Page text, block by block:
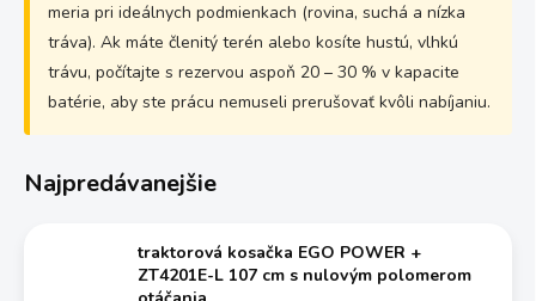
meria pri ideálnych podmienkach (rovina, suchá a nízka
tráva). Ak máte členitý terén alebo kosíte hustú, vlhkú
trávu, počítajte s rezervou aspoň 20 – 30 % v kapacite
batérie, aby ste prácu nemuseli prerušovať kvôli nabíjaniu.
Najpredávanejšie
traktorová kosačka EGO POWER +
ZT4201E-L 107 cm s nulovým polomerom